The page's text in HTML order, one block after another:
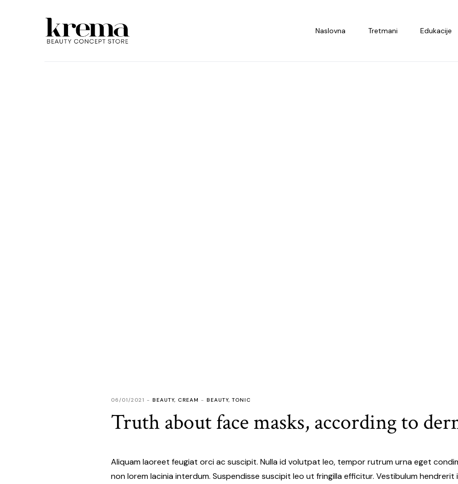
Naslovna Tretmani Edukacije
06/01/2021 BEAUTY, CREAM BEAUTY,TONIC
Truth about face masks, according to
Aliquam laoreet feugiat orci ac suscipit. Nulla id volutpat leo, tempor rutrum urna eget
non lorem lacinia interdum. Suspendisse suscipit leo ut fringilla efficitur. Vestibulum